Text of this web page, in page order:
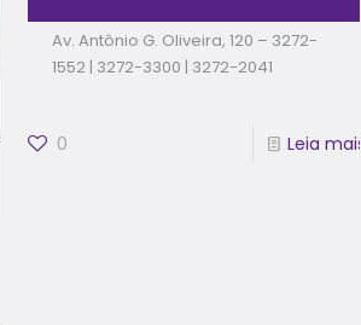
Av. Antônio G. Oliveira, 120 – 3272-
1552 | 3272-3300 | 3272-2041
0 Leia mais